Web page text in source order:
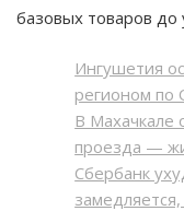
базовых товаров до
Ингушетия
регионом по
В Махачкале
проезда —
Сбербанк